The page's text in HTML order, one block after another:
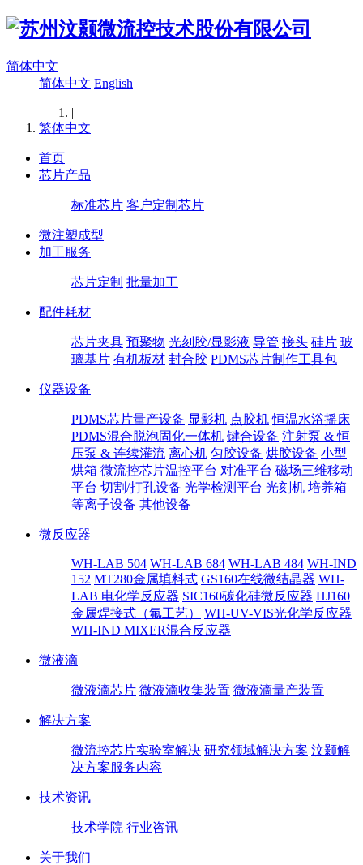
简体中文
简体中文 English
|
繁体中文
首页
芯片产品
标准芯片 客户定制芯片
微注塑成型
加工服务
芯片定制 批量加工
配件耗材
芯片夹具 预聚物 光刻胶/显影液 导管 接头 硅片 玻
璃基片 有机板材 封合胶 PDMS芯片制作工具包
仪器设备
PDMS芯片量产设备 显影机 点胶机 恒温水浴摇床
PDMS混合脱泡固化一体机 键合设备 注射泵 & 恒
压泵 & 连续灌流 离心机 匀胶设备 烘胶设备 小型
烘箱 微流控芯片温控平台 对准平台 磁场三维移动
平台 切割/打孔设备 光学检测平台 光刻机 培养箱
等离子设备 其他设备
微反应器
WH-LAB 504 WH-LAB 684 WH-LAB 484 WH-IND
152 MT280金属填料式 GS160在线微结晶器 WH-
LAB 电化学反应器 SIC160碳化硅微反应器 HJ160
金属焊接式（氟工艺）
WH-UV-VIS光化学反应器
WH-IND MIXER混合反应器
微液滴
微液滴芯片 微液滴收集装置 微液滴量产装置
解决方案
微流控芯片实验室解决 研究领域解决方案 汶颢解
决方案服务内容
技术资讯
技术学院 行业咨讯
关于我们